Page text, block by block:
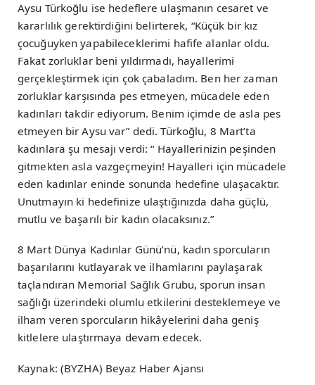
Aysu Türkoğlu ise hedeflere ulaşmanın cesaret ve
kararlılık gerektirdiğini belirterek, “Küçük bir kız
çocuğuyken yapabileceklerimi hafife alanlar oldu.
Fakat zorluklar beni yıldırmadı, hayallerimi
gerçekleştirmek için çok çabaladım. Ben her zaman
zorluklar karşısında pes etmeyen, mücadele eden
kadınları takdir ediyorum. Benim içimde de asla pes
etmeyen bir Aysu var” dedi. Türkoğlu, 8 Mart’ta
kadınlara şu mesajı verdi: “ Hayallerinizin peşinden
gitmekten asla vazgeçmeyin! Hayalleri için mücadele
eden kadınlar eninde sonunda hedefine ulaşacaktır.
Unutmayın ki hedefinize ulaştığınızda daha güçlü,
mutlu ve başarılı bir kadın olacaksınız.”
8 Mart Dünya Kadınlar Günü’nü, kadın sporcuların
başarılarını kutlayarak ve ilhamlarını paylaşarak
taçlandıran Memorial Sağlık Grubu, sporun insan
sağlığı üzerindeki olumlu etkilerini desteklemeye ve
ilham veren sporcuların hikâyelerini daha geniş
kitlelere ulaştırmaya devam edecek.
Kaynak: (BYZHA) Beyaz Haber Ajansı